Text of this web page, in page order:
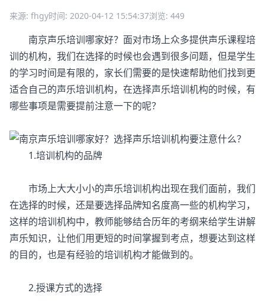
来源: fhgy时间: 2020-04-12 15:54:37浏览: 449
南京声乐培训哪家好？面对市场上众多提供声乐课程培
训的机构，我们在选择的时候也会遇到很多问题，但是学生
的学习时间是有限的，家长们需要的是快速帮助他们找到更
适合自己的声乐培训机构，在选择声乐培训机构的时候，有
哪些事项是需要提前注意一下的呢？
1.培训机构的品牌
市场上大大小小的声乐培训机构出现在我们面前，我们
在选择的时候，还是要选择品牌知名度高一些的机构学习，
这样的培训机构中，教师能够结合历年的考纲来给学生讲解
声乐知识，让他们用更短的时间掌握到考点，想要达到这样
的目的，也是有经验的培训机构才能做到的。
2.授课方式的选择